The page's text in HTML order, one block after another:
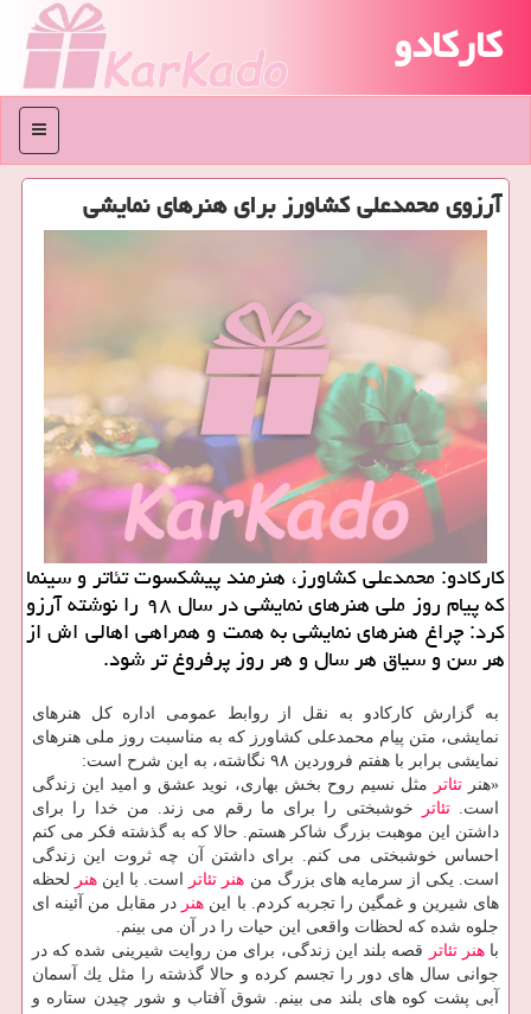
کارکادو
منو
آرزوی محمدعلی كشاورز برای هنرهای نمایشی
كاركادو: محمدعلی كشاورز، هنرمند پیشكسوت تئاتر و سینما
كه پیام روز ملی هنرهای نمایشی در سال ۹۸ را نوشته آرزو
كرد: چراغ هنرهای نمایشی به همت و همراهی اهالی اش از
هر سن و سیاق هر سال و هر روز پرفروغ تر شود.
به گزارش كاركادو به نقل از روابط عمومی اداره كل هنرهای
نمایشی، متن پیام محمدعلی كشاورز كه به مناسبت روز ملی هنرهای
نمایشی برابر با هفتم فروردین ۹۸ نگاشته، به این شرح است:
«هنرتئاتر
مثل نسیم روح بخش بهاری، نوید عشق و امید این زندگی
است.تئاتر
خوشبختی را برای ما رقم می زند. من خدا را برای
داشتن این موهبت بزرگ شاكر هستم. حالا كه به گذشته فكر می كنم
احساس خوشبختی می كنم. برای داشتن آن چه ثروت این زندگی
است. یكی از سرمایه های بزرگ من هنر تئاتر است. با این هنر لحظه
های شیرین و غمگین را تجربه كردم. با این هنر در مقابل من آئینه ای
جلوه شده كه لحظات واقعی این حیات را در آن می بینم.
باهنر تئاتر
قصه بلند این زندگی، برای من روایت شیرینی شده كه در
جوانی سال های دور را تجسم كرده و حالا گذشته را مثل یك آسمان
آبی پشت كوه های بلند می بینم. شوق آفتاب و شور چیدن ستاره و